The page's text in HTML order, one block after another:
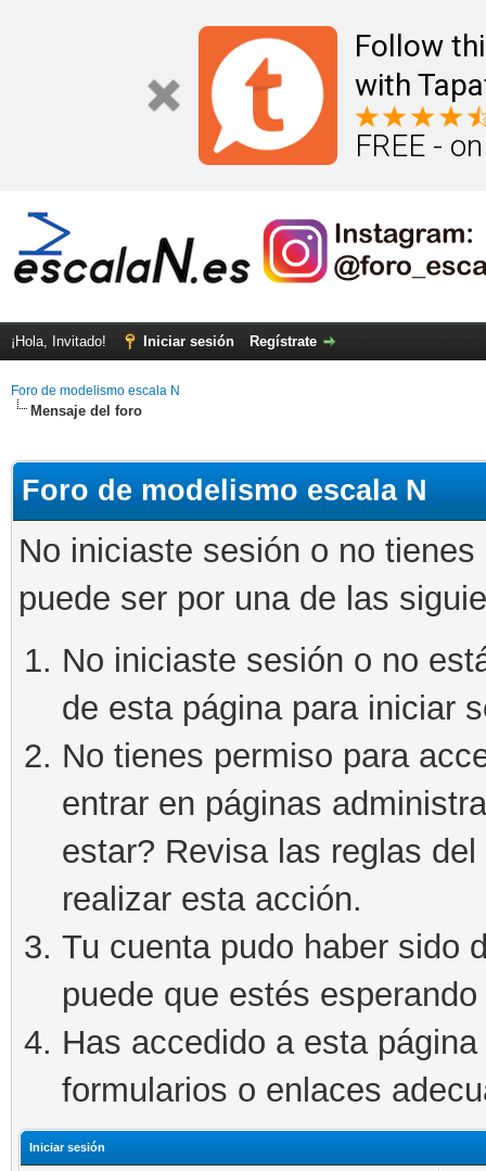
Follow
with
FREE -
¡Hola, Invitado! Iniciar sesión Regístrate
Foro de modelismo escala N
Mensaje del foro
Foro de modelismo escala N
No iniciaste sesión o no
puede ser por una de las
No iniciaste sesión o no
de esta página para iniciar
No tienes permiso para
entrar en páginas
estar? Revisa las reglas
realizar esta acción.
Tu cuenta pudo haber sido
puede que estés
Has accedido a esta
formularios o enlaces
Iniciar sesión